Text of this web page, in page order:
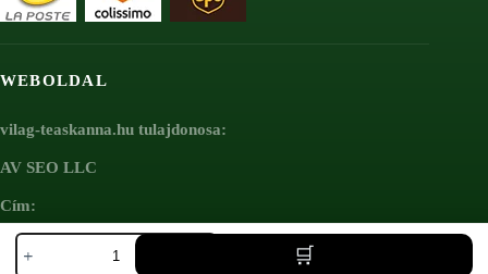
Yixing
agyag
WEBOLDAL
vilag-teaskanna.hu tulajdonosa:
AV SEO LLC
Cím:
1111B S Governors Ave STE 40127
Dover, DE 19904